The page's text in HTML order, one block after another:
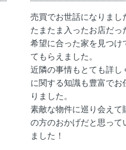
売買でお世話になりまし
たまたま入ったお店だ
希望に合った家を見つけ
てもらえました。
近隣の事情もとても詳
に関する知識も豊富で
りました。
素敵な物件に巡り会えて
の方のおかげだと思っ
ました！